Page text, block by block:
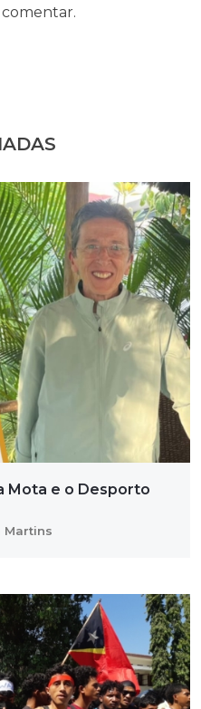
Mota e o Desporto
Martins